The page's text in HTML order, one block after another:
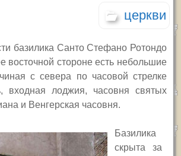
церкви
базилика Санто Стефано Ротондо
восточной стороне есть небольшие
с севера по часовой стрелке
входная лоджия, часовня святых
и Венгерская часовня.
Базилика
скрыта за